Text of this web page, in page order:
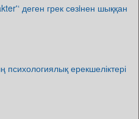
деген грек сөзiнен шыққан
психологиялық ерекшеліктері